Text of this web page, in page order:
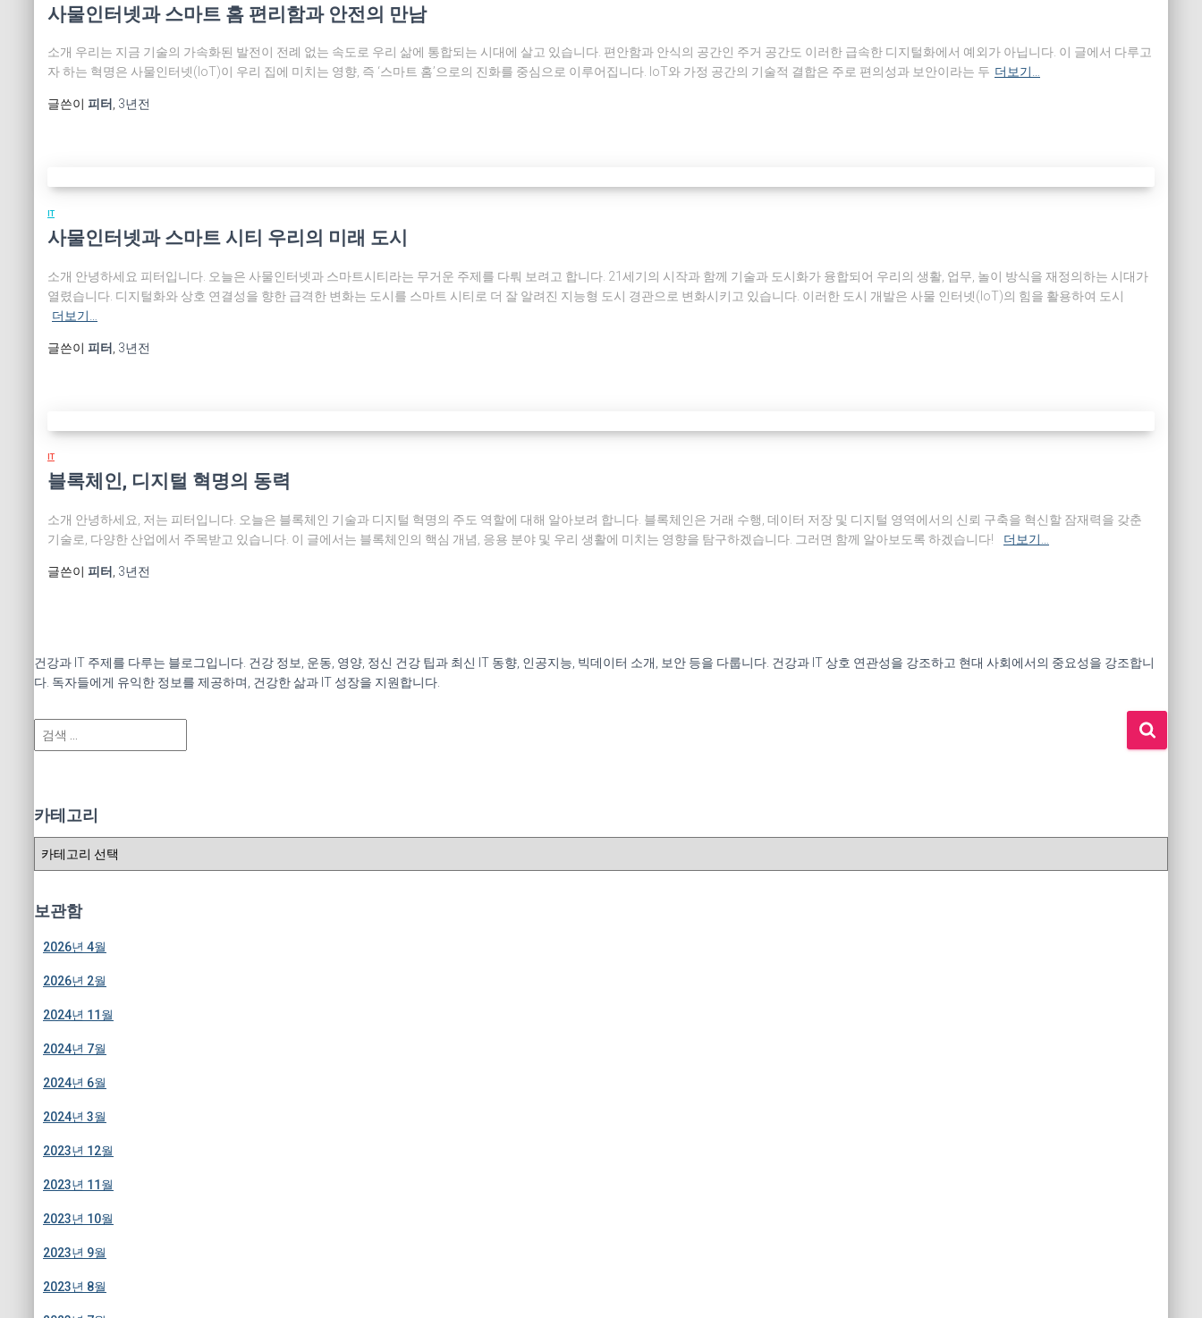
사물인터넷과 스마트 홈 편리함과 안전의 만남
소개 우리는 지금 기술의 가속화된 발전이 전례 없는 속도로 우리 삶에 통합되는 시대에 살고 있습니다. 편안함과 안식의 공간인 주거 공간도 이러한 급속한 디지털화에서 예외가 아닙니다. 이 글에서 다루고
자 하는 혁명은 사물인터넷(IoT)이 우리 집에 미치는 영향, 즉 ‘스마트 홈’으로의 진화를 중심으로 이루어집니다. IoT와 가정 공간의 기술적 결합은 주로 편의성과 보안이라는 두 더보기…
글쓴이 피터 , 3년전
IT
사물인터넷과 스마트 시티 우리의 미래 도시
소개 안녕하세요 피터입니다. 오늘은 사물인터넷과 스마트시티라는 무거운 주제를 다뤄 보려고 합니다. 21세기의 시작과 함께 기술과 도시화가 융합되어 우리의 생활, 업무, 놀이 방식을 재정의하는 시대가
열렸습니다. 디지털화와 상호 연결성을 향한 급격한 변화는 도시를 스마트 시티로 더 잘 알려진 지능형 도시 경관으로 변화시키고 있습니다. 이러한 도시 개발은 사물 인터넷(IoT)의 힘을 활용하여 도시
더보기…
글쓴이 피터 3년전
IT
블록체인, 디지털 혁명의 동력
소개 안녕하세요, 저는 피터입니다. 오늘은 블록체인 기술과 디지털 혁명의 주도 역할에 대해 알아보려 합니다. 블록체인은 거래 수행, 데이터 저장 및 디지털 영역에서의 신뢰 구축을 혁신할 잠재력을 갖춘
기술로, 다양한 산업에서 주목받고 있습니다. 이 글에서는 블록체인의 핵심 개념, 응용 분야 및 우리 생활에 미치는 영향을 탐구하겠습니다. 그러면 함께 알아보도록 하겠습니다!
더보기…
글쓴이 피터 3년전
건강과 IT 주제를 다루는 블로그입니다. 건강 정보, 운동, 영양, 정신 건강 팁과 최신 IT 동향, 인공지능, 빅데이터 소개, 보안 등을 다룹니다. 건강과 IT 상호 연관성을 강조하고 현대 사회에서의 중요성을 강조합니
다. 독자들에게 유익한 정보를 제공하며, 건강한 삶과 IT 성장을 지원합니다.
검
색
카테고리
리
보관함
2026년 4월
2026년 2월
2024년 11월
2024년 7월
2024년 6월
2024년 3월
2023년 12월
2023년 11월
2023년 10월
2023년 9월
2023년 8월